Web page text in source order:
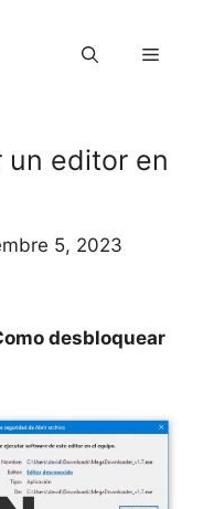
Menú
un editor en
5, 2023
desbloquear